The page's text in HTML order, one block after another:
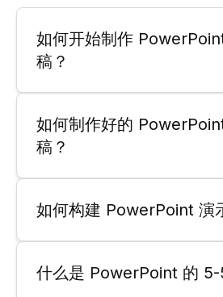
如何开始制作
稿？
如何制作好的
稿？
如何构建 PowerPoint 演
什么是 PowerPoint 的 5-